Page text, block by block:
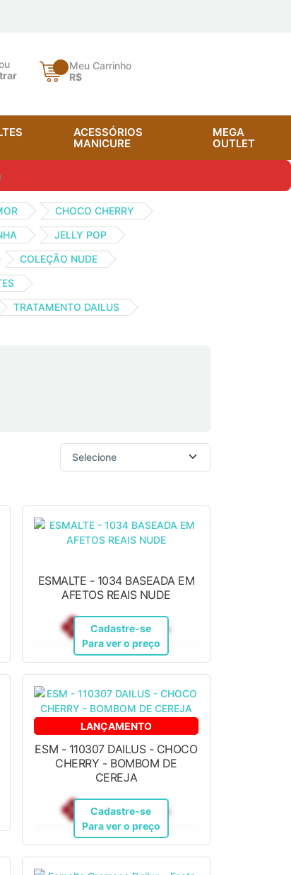
Meu Carrinho
R$
ACESSÓRIOS
MANICURE
MEGA
OUTLET
CHOCO CHERRY
JELLY POP
COLEÇÃO NUDE
TRATAMENTO DAILUS
ESMALTE - 1034 BASEADA EM
AFETOS REAIS NUDE
Cadastre-se
Para ver o preço
R$ 12,10 Pix
LANÇAMENTO
ESM - 110307 DAILUS - CHOCO
CHERRY - BOMBOM DE
CEREJA
Cadastre-se
Para ver o preço
R$ 12,10 Pix